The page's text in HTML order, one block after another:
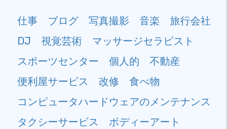
仕事 ブログ 写真撮影 音楽
旅行会社
DJ
視覚芸術
マッサージセラピスト
スポーツセンター
個人的
不動産
便利屋サービス
改修
食べ物
コンピュータハードウェアのメンテナンス
タクシーサービス
ボディーアート